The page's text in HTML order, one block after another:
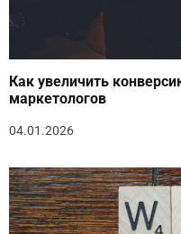
Как увеличить
маркетологов
04.01.2026